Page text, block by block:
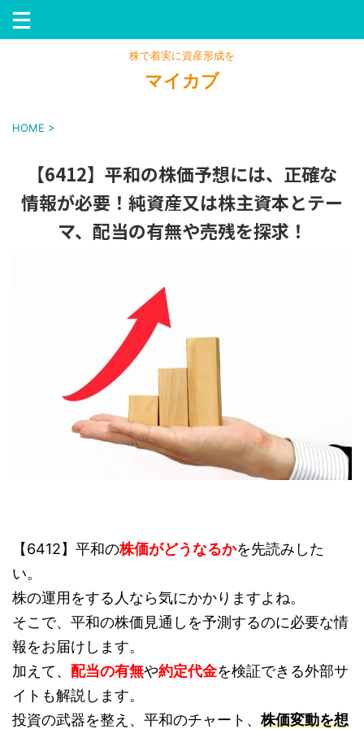
株で着実に資産形成を
マイカブ
HOME >
【6412】平和の株価予想には、正確な
情報が必要！純資産又は株主資本とテー
マ、配当の有無や売残を探求！
【6412】平和の株価がどうなるかを先読みした
い。
株の運用をする人なら気にかかりますよね。
そこで、平和の株価見通しを予測するのに必要な情
報をお届けします。
加えて、 配当の有無や約定代金を検証できる外部サ
イトも解説します。
投資の武器を整え、平和のチャート、株価変動を想